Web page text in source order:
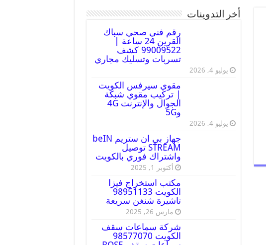
أخر التدوينات
رقم فني صحي سباك
القرين 24 ساعة |
99009522 كشف
تسربات وتسليك مجاري
يوليو 4, 2026
مقوي سيرفس الكويت
| تركيب مقوي شبكة
الجوال والإنترنت 4G
و5G
يوليو 4, 2026
جهاز بي ان ستريم beIN
STREAM توصيل
واشتراك فوري بالكويت
أكتوبر 1, 2025
مكتب استخراج فيزا
الكويت 98951133
تاشيرة شنغن سريعة
مارس 26, 2025
شركة سماعات سقف
الكويت 98577070